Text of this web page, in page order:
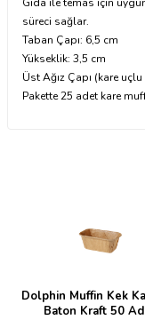
Gıda ile temas için
süreci sağlar.
Taban Çapı: 6,5 cm
Yükseklik: 3,5 cm
Üst Ağız Çapı (kare
Pakette 25 adet kare
Dolphin Muffin Kek
Baton Kraft 50